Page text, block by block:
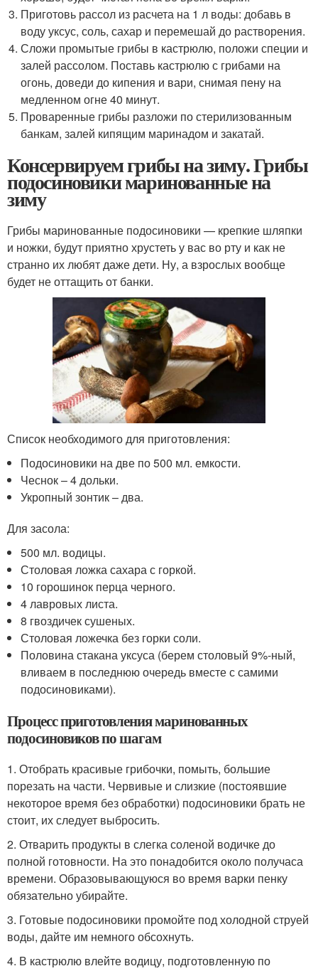
Приготовь рассол из расчета на 1 л воды: добавь в
воду уксус, соль, сахар и перемешай до растворения.
Сложи промытые грибы в кастрюлю, положи специи и
залей рассолом. Поставь кастрюлю с грибами на
огонь, доведи до кипения и вари, снимая пену на
медленном огне 40 минут.
Проваренные грибы разложи по стерилизованным
банкам, залей кипящим маринадом и закатай.
Консервируем грибы на зиму. Грибы
подосиновики маринованные на
зиму
Грибы маринованные подосиновики — крепкие шляпки
и ножки, будут приятно хрустеть у вас во рту и как не
странно их любят даже дети. Ну, а взрослых вообще
будет не оттащить от банки.
Список необходимого для приготовления:
Подосиновики на две по 500 мл. емкости.
Чеснок – 4 дольки.
Укропный зонтик – два.
Для засола:
500 мл. водицы.
Столовая ложка сахара с горкой.
10 горошинок перца черного.
4 лавровых листа.
8 гвоздичек сушеных.
Столовая ложечка без горки соли.
Половина стакана уксуса (берем столовый 9%-ный,
вливаем в последнюю очередь вместе с самими
подосиновиками).
Процесс приготовления маринованных
подосиновиков по шагам
1. Отобрать красивые грибочки, помыть, большие
порезать на части. Червивые и слизкие (постоявшие
некоторое время без обработки) подосиновики брать не
стоит, их следует выбросить.
2. Отварить продукты в слегка соленой водичке до
полной готовности. На это понадобится около получаса
времени. Образовывающуюся во время варки пенку
обязательно убирайте.
3. Готовые подосиновики промойте под холодной струей
воды, дайте им немного обсохнуть.
4. В кастрюлю влейте водицу, подготовленную по